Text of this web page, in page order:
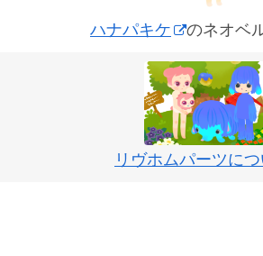
ハナパキケ のネオベ
リヴホムパーツにつ